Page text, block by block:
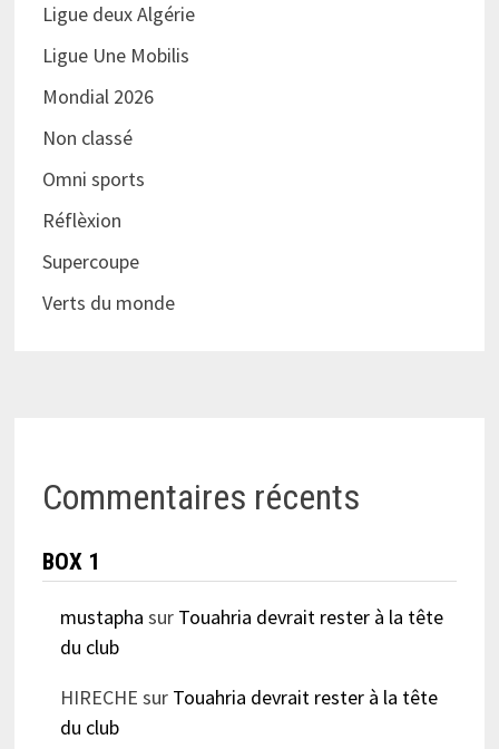
Ligue deux Algérie
Ligue Une Mobilis
Mondial 2026
Non classé
Omni sports
Réflèxion
Supercoupe
Verts du monde
Commentaires récents
BOX 1
mustapha sur Touahria devrait rester à la tête
du club
HIRECHE sur Touahria devrait rester à la tête
du club